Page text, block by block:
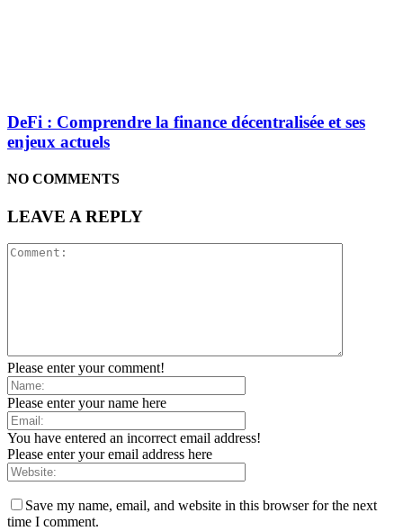
DeFi : Comprendre la finance décentralisée et ses
enjeux actuels
NO COMMENTS
LEAVE A REPLY
Please enter your comment!
Please enter your name here
You have entered an incorrect email address!
Please enter your email address here
Save my name, email, and website in this browser for the next
time I comment.